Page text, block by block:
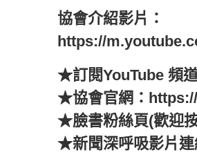
協會介紹影片：
https://
★訂閱YouTube 頻
★協會官網：
★臉書粉絲頁(歡迎
★新聞深呼吸影片